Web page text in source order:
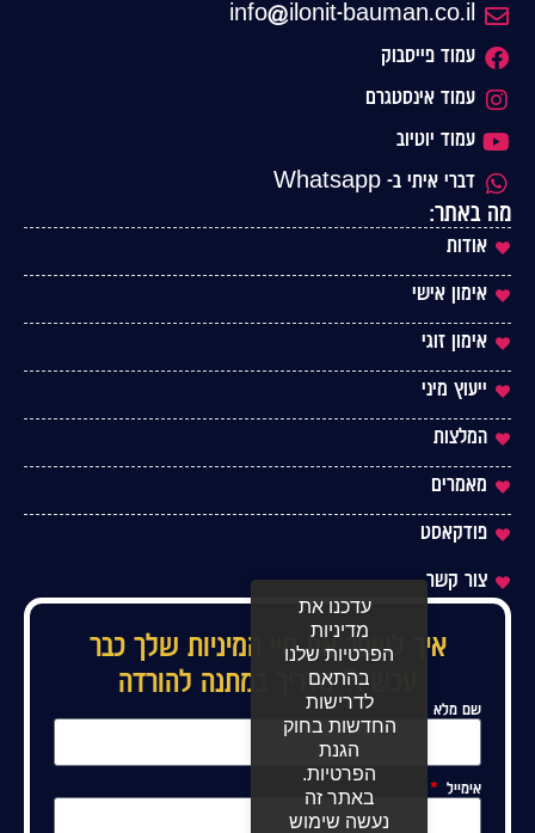
info@ilonit-bauman.co.il
עמוד פייסבוק
עמוד אינסטגרם
עמוד יוטיוב
דברי איתי ב- Whatsapp
מה באתר:
אודות
אימון אישי
אימון זוגי
ייעוץ מיני
המלצות
מאמרים
פודקאסט
צור קשר
איך לשפר את חיי המיניות שלך כבר
עכשיו? מדריך במתנה להורדה
שם מלא
אימייל
עדכנו את
מדיניות
הפרטיות שלנו
בהתאם
לדרישות
החדשות בחוק
הגנת
הפרטיות.
באתר זה
נעשה שימוש